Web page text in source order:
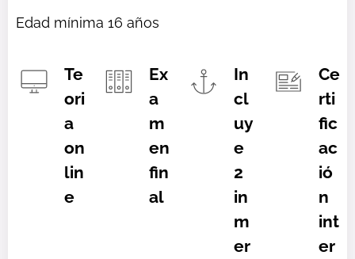
Edad mínima 16 años
Te
ori
a
on
lin
e
Ex
a
m
en
fin
al
In
cl
uy
e
2
in
m
er
Ce
rti
fic
ac
ió
n
int
er